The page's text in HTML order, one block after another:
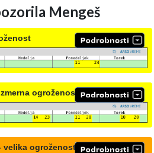
Mengeš
ogroženost
velika ogroženost